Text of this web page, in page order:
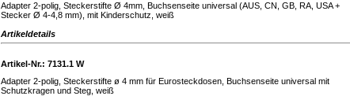
Adapter 2-polig, Steckerstifte Ø 4mm, Buchsenseite universal (AUS, CN, GB, RA, USA +
Stecker Ø 4-4,8 mm), mit Kinderschutz, weiß
Artikeldetails
Artikel-Nr.: 7131.1 W
Adapter 2-polig, Steckerstifte ø 4 mm für Eurosteckdosen, Buchsenseite universal mit
Schutzkragen und Steg, weiß